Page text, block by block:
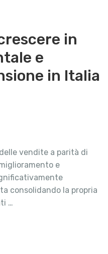
in
e
in Italia
vendite a parità di
e
consolidando la propria
…